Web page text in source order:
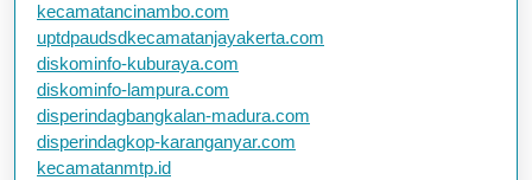
kecamatancinambo.com
uptdpaudsdkecamatanjayakerta.com
diskominfo-kuburaya.com
diskominfo-lampura.com
disperindagbangkalan-madura.com
disperindagkop-karanganyar.com
kecamatanmtp.id